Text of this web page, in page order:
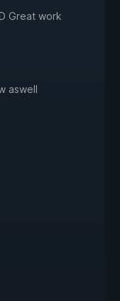
Great work
aswell